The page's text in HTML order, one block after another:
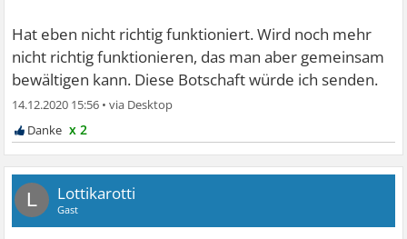
Hat eben nicht richtig funktioniert. Wird noch mehr
nicht richtig funktionieren, das man aber gemeinsam
bewältigen kann. Diese Botschaft würde ich senden.
14.12.2020 15:56 •
x 2
L Lottikarotti
Gast